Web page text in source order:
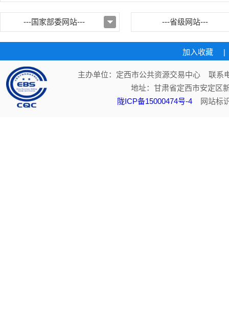
---国家部委网站--- ---省级网站---
加入收藏 |
主办单位：定西市公共资源交易中心 联系
地址：甘肃省定西市安定
陇ICP备15000474号-4 网站标